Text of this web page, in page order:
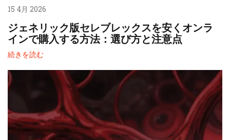
15 4月 2026
ジェネリック版セレブレックスを安くオンラ
インで購入する方法：選び方と注意点
続きを読む